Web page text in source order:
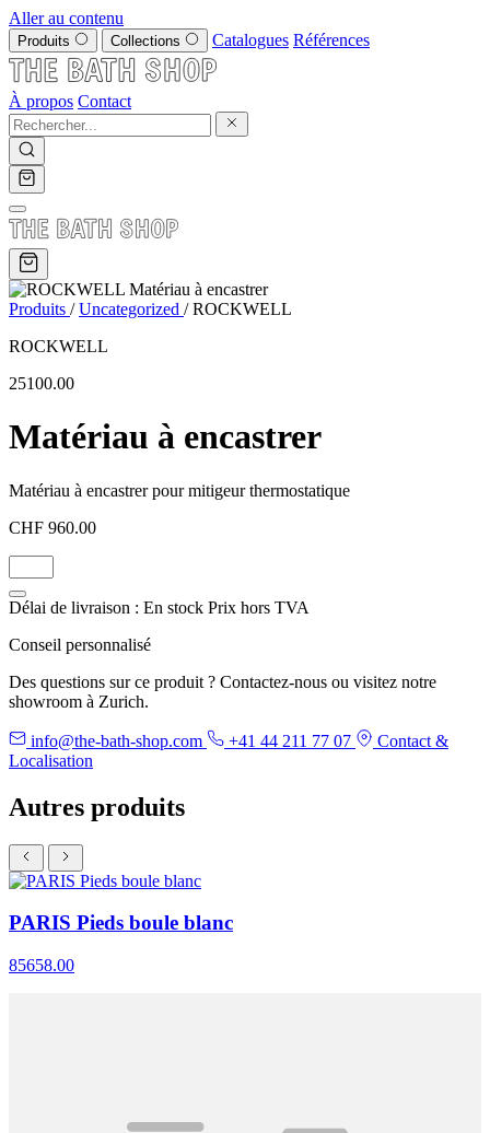
Aller au contenu
Produits Collections Catalogues Références
À propos Contact
Produits / Uncategorized / ROCKWELL
ROCKWELL
25100.00
Matériau à encastrer
Matériau à encastrer pour mitigeur thermostatique
CHF 960.00
Délai de livraison : En stock Prix hors TVA
Conseil personnalisé
Des questions sur ce produit ? Contactez-nous ou visitez notre
showroom à Zurich.
info@the-bath-shop.com +41 44 211 77 07
Contact &
Localisation
Autres produits
PARIS Pieds boule blanc
85658.00